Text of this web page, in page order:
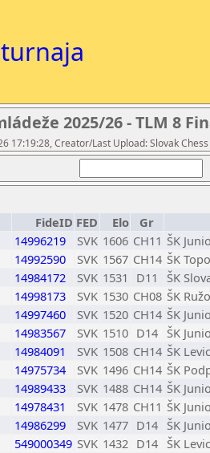
2025/26 - TLM 8
17:19:28, Creator/Last Upload: Slovak
FideID FED Elo
Gr
14996219 SVK 1606 CH11 ŠK
14992590 SVK 1567 CH14 ŠK
14984172 SVK 1531 D11
ŠK
14998173 SVK 1530 CH08 ŠK
14997460 SVK 1520 CH14 ŠK
14983567 SVK 1510 D14 ŠK
14984091 SVK 1508 CH14 ŠK
14975734 SVK 1496 CH14 ŠK
14989433 SVK 1488 CH14 ŠK
14978431 SVK 1478 CH11 ŠK
14986299 SVK 1477 D14 ŠK
549000349 SVK 1432 D14 ŠK